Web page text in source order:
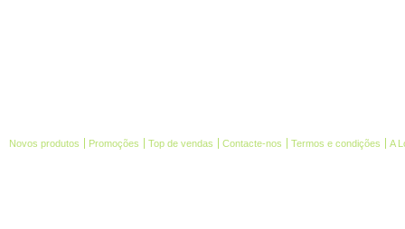
Novos produtos Promoções Top de vendas Contacte-nos Termos e condições A